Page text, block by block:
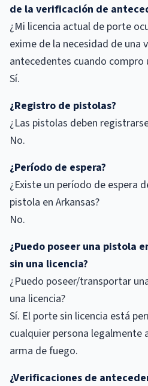
de la verificación de
¿Mi licencia actual de porte
exime de la necesidad de una
antecedentes cuando compro
Sí.
¿Registro de pistolas?
¿Las pistolas deben
No.
¿Período de espera?
¿Existe un período de espera
pistola en Arkansas?
No.
¿Puedo poseer una pistola
sin una licencia?
¿Puedo poseer/transportar
una licencia?
Sí. El porte sin licencia está
cualquier persona legalmente
arma de fuego.
¿Verificaciones de